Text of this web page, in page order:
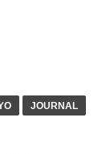
JOURNAL